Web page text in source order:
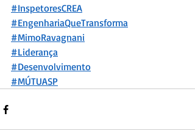
#InspetoresCREA
#EngenhariaQueTransforma
#MimoRavagnani
#Liderança
#Desenvolvimento
#MÚTUASP